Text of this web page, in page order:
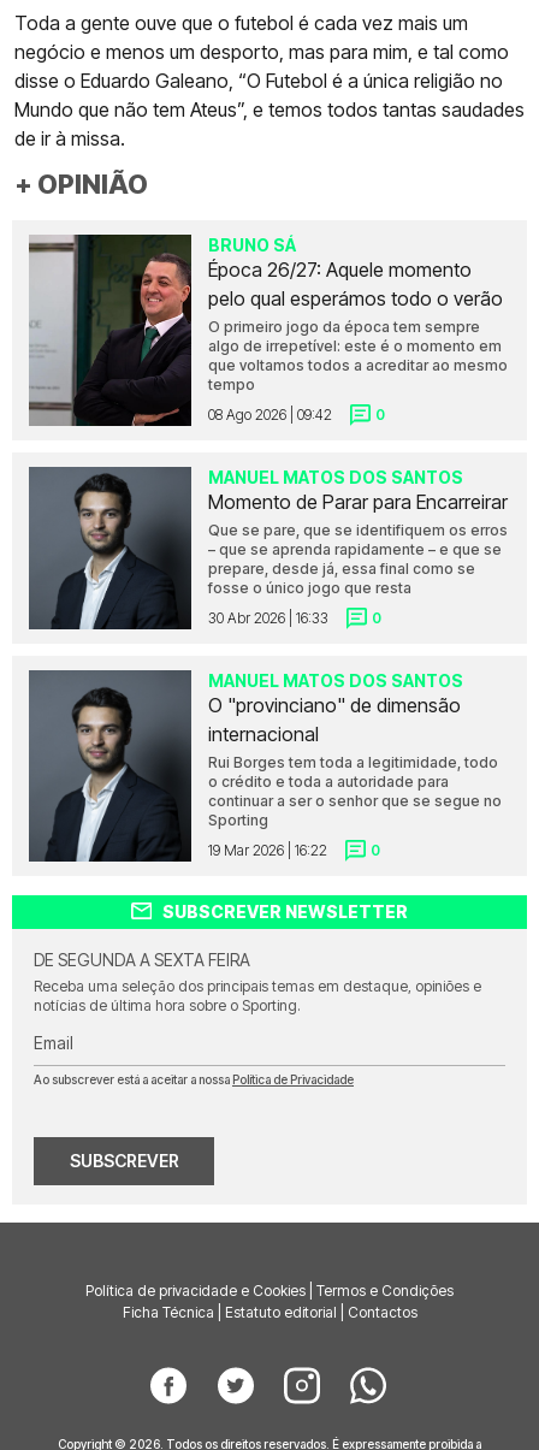
Toda a gente ouve que o futebol é cada vez mais um
negócio e menos um desporto, mas para mim, e tal como
disse o Eduardo Galeano, “O Futebol é a única religião no
Mundo que não tem Ateus”, e temos todos tantas saudades
de ir à missa.
+ OPINIÃO
BRUNO SÁ
Época 26/27: Aquele momento
pelo qual esperámos todo o verão
O primeiro jogo da época tem sempre
algo de irrepetível: este é o momento em
que voltamos todos a acreditar ao mesmo
tempo
08 Ago 2026 | 09:42
0
MANUEL MATOS DOS SANTOS
Momento de Parar para Encarreirar
Que se pare, que se identifiquem os erros
– que se aprenda rapidamente – e que se
prepare, desde já, essa final como se
fosse o único jogo que resta
30 Abr 2026 | 16:33
0
MANUEL MATOS DOS SANTOS
O "provinciano" de dimensão
internacional
Rui Borges tem toda a legitimidade, todo
o crédito e toda a autoridade para
continuar a ser o senhor que se segue no
Sporting
19 Mar 2026 | 16:22
0
SUBSCREVER NEWSLETTER
DE SEGUNDA A SEXTA FEIRA
Receba uma seleção dos principais temas em destaque, opiniões e
notícias de última hora sobre o Sporting.
Email
Ao subscrever está a aceitar a nossa Política de Privacidade
SUBSCREVER
Política de privacidade e Cookies Termos e Condições
Ficha Técnica
Estatuto editorial Contactos
Copyright © 2026. Todos os direitos reservados. É expressamente proibida a